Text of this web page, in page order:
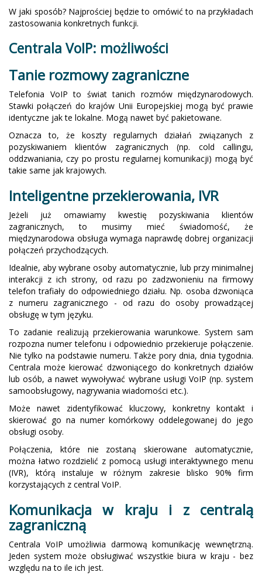
W jaki sposób? Najprościej będzie to omówić to na przykładach
zastosowania konkretnych funkcji.
Centrala VoIP: możliwości
Tanie rozmowy zagraniczne
Telefonia VoIP to świat tanich rozmów międzynarodowych.
Stawki połączeń do krajów Unii Europejskiej mogą być prawie
identyczne jak te lokalne. Mogą nawet być pakietowane.
Oznacza to, że koszty regularnych działań związanych z
pozyskiwaniem klientów zagranicznych (np. cold callingu,
oddzwaniania, czy po prostu regularnej komunikacji) mogą być
takie same jak krajowych.
Inteligentne przekierowania, IVR
Jeżeli już omawiamy kwestię pozyskiwania klientów
zagranicznych, to musimy mieć świadomość, że
międzynarodowa obsługa wymaga naprawdę dobrej organizacji
połączeń przychodzących.
Idealnie, aby wybrane osoby automatycznie, lub przy minimalnej
interakcji z ich strony, od razu po zadzwonieniu na firmowy
telefon trafiały do odpowiedniego działu. Np. osoba dzwoniąca
z numeru zagranicznego - od razu do osoby prowadzącej
obsługę w tym języku.
To zadanie realizują przekierowania warunkowe. System sam
rozpozna numer telefonu i odpowiednio przekieruje połączenie.
Nie tylko na podstawie numeru. Także pory dnia, dnia tygodnia.
Centrala może kierować dzwoniącego do konkretnych działów
lub osób, a nawet wywoływać wybrane usługi VoIP (np. system
samoobsługowy, nagrywania wiadomości etc.).
Może nawet zidentyfikować kluczowy, konkretny kontakt i
skierować go na numer komórkowy oddelegowanej do jego
obsługi osoby.
Połączenia, które nie zostaną skierowane automatycznie,
można łatwo rozdzielić z pomocą usługi interaktywnego menu
(IVR), którą instaluje w różnym zakresie blisko 90% firm
korzystających z central VoIP.
Komunikacja w kraju i z centralą
zagraniczną
Centrala VoIP umożliwia darmową komunikację wewnętrzną.
Jeden system może obsługiwać wszystkie biura w kraju - bez
względu na to ile ich jest.